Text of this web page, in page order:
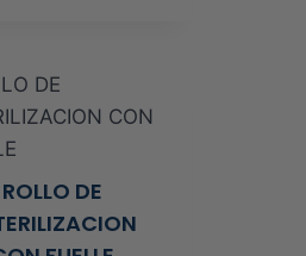
tiene
múltiples
opciones
se
ROLLO DE